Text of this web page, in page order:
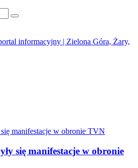
się manifestacje w obronie